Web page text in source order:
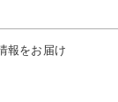
報をお届け